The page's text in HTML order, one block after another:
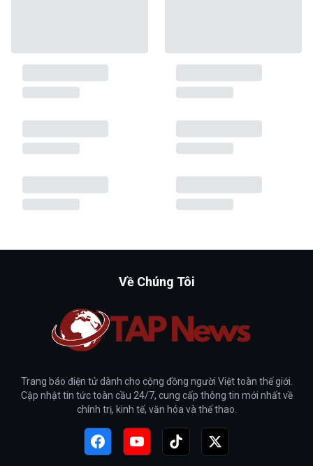
Về Chúng Tôi
Trang báo điện tử dành cho cộng đồng người Việt toàn thế giới.
Cập nhật tin tức toàn cầu 24/7, cung cấp thông tin mới nhất về
chính trị, kinh tế, văn hóa và thể thao.